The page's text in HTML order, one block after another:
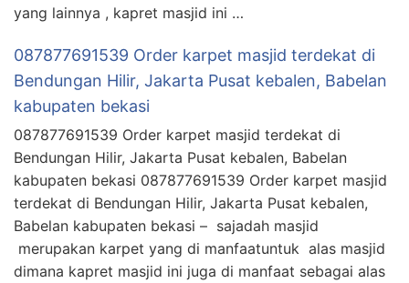
yang lainnya , kapret masjid ini …
087877691539 Order karpet masjid terdekat di
Bendungan Hilir, Jakarta Pusat kebalen, Babelan
kabupaten bekasi
087877691539 Order karpet masjid terdekat di
Bendungan Hilir, Jakarta Pusat kebalen, Babelan
kabupaten bekasi 087877691539 Order karpet masjid
terdekat di Bendungan Hilir, Jakarta Pusat kebalen,
Babelan kabupaten bekasi – sajadah masjid
merupakan karpet yang di manfaatuntuk alas masjid
dimana kapret masjid ini juga di manfaat sebagai alas